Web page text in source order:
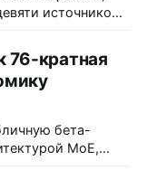
источников,
Shizuku, но
APK и зависит
76-кратная
бета-
MoE,